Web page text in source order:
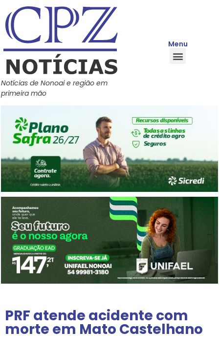
Notícias de Nonoai e região em
primeira mão
Menu
PRF atende acidente com
morte em Mato Castelhano